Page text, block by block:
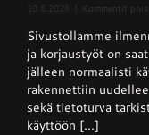
10.6.2026 Kommentit pois
Sivustollamme
ja korjaustyöt on
jälleen normaalisti
rakennettiin
sekä tietoturva
käyttöön [...]